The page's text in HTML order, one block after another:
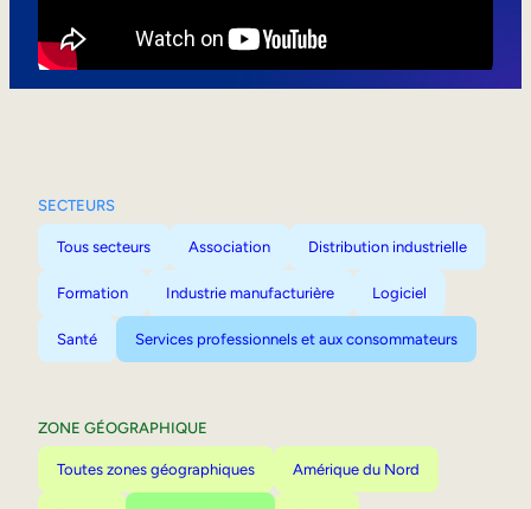
SECTEURS
Tous secteurs Association Distribution industrielle
Formation Industrie manufacturière Logiciel
Santé Services professionnels et aux consommateurs
ZONE GÉOGRAPHIQUE
Toutes zones géographiques Amérique du Nord